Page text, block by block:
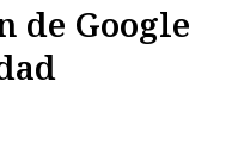
de Google